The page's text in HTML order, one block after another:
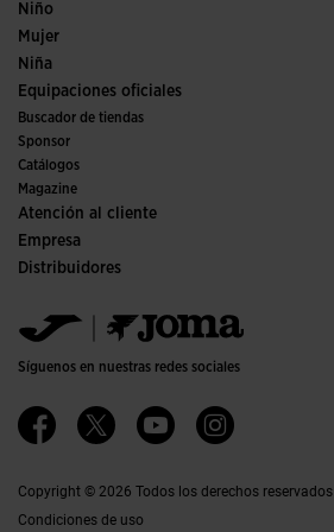
Fútbol
Pádel
Tenis
Trail running
Calzado Hombre
Deporte
Niño
Ver todo ropa niño
Mujer
Calzado Mujer
Deporte
Niña
Ver todo ropa niña
Equipaciones oficiales
Fútbol
Fútbol sala
Comités y Federaciones
Ediciones especiales
Buscador de tiendas
Sponsor
Catálogos
Magazine
Atención al cliente
Condiciones de compra
Transporte y entrega
FAQs
Empresa
Historia
Política de calidad y medio ambiente
Trabaja con nosotros
Accesibilidad
Distribuidores
Jomanet
Área marketing
Contacto
Síguenos en nuestras redes sociales
Copyright © 2026 Todos los derechos reservados
Condiciones de uso